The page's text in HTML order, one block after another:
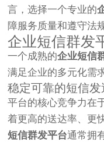
言，选择一个专业的
障服务质量和遵守法
企业短信群发
一个成熟的企业短信
满足企业的多元化需
稳定可靠的短信发
平台的核心竞争力在
着更高的送达率、更
短信群发平台通常拥